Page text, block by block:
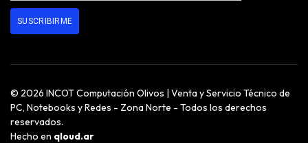
© 2026 INCOT Computación Olivos | Venta y Servicio Técnico de
PC, Notebooks y Redes - Zona Norte - Todos los derechos
reservados.
Hecho en qloud.ar